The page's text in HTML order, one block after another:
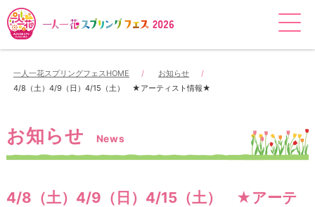
一人一花スプリングフェスHOME
お知らせ
4/8（土）4/9（日）4/15（土） ★アーティスト情報★
お知らせ News
4/8（土）4/9（日）4/15（土） ★アーテ